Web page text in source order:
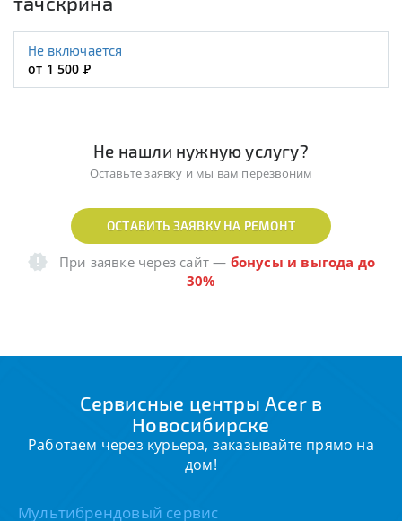
Не включается
от 1 500Р
Не нашли нужную услугу?
Оставьте заявку и мы вам перезвоним
ОСТАВИТЬ ЗАЯВКУ НА РЕМОНТ
При заявке через сайт— бонусы и выгода до
30%
Сервисные центры Acer в
Новосибирске
Работаем через курьера, заказывайте прямо на
дом!
Мультибрендовый сервис